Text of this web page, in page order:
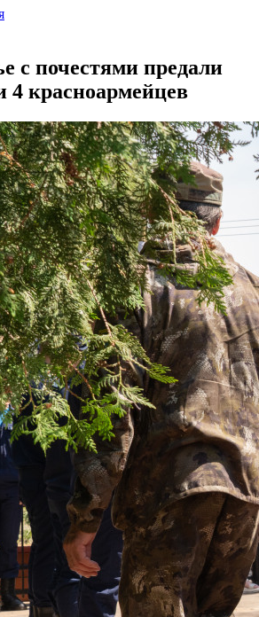
с почестями предали
4 красноармейцев